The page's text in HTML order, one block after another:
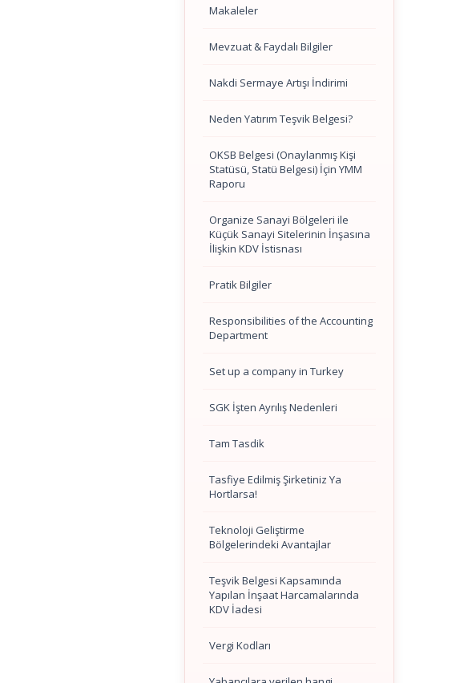
Makaleler
Mevzuat & Faydalı Bilgiler
Nakdi Sermaye Artışı İndirimi
Neden Yatırım Teşvik Belgesi?
OKSB Belgesi (Onaylanmış Kişi
Statüsü, Statü Belgesi) İçin YMM
Raporu
Organize Sanayi Bölgeleri ile
Küçük Sanayi Sitelerinin İnşasına
İlişkin KDV İstisnası
Pratik Bilgiler
Responsibilities of the Accounting
Department
Set up a company in Turkey
SGK İşten Ayrılış Nedenleri
Tam Tasdik
Tasfiye Edilmiş Şirketiniz Ya
Hortlarsa!
Teknoloji Geliştirme
Bölgelerindeki Avantajlar
Teşvik Belgesi Kapsamında
Yapılan İnşaat Harcamalarında
KDV İadesi
Vergi Kodları